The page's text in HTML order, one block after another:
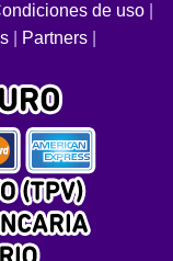
de uso
Partners